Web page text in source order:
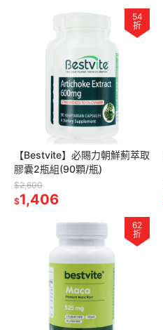
54
折
【Bestvite】必賜力朝鮮薊萃取
膠囊2瓶組(90顆/瓶)
$2,600
$1,406
62
折